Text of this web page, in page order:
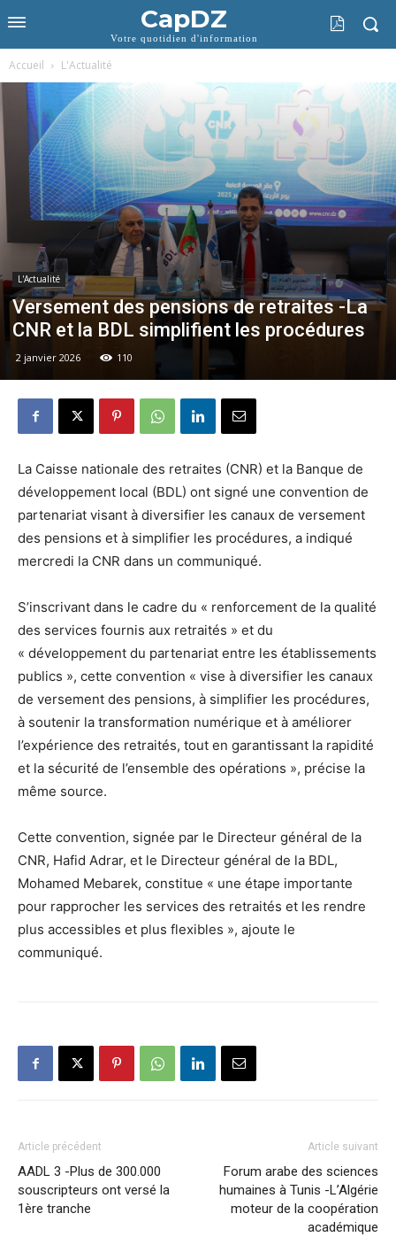
CapDZ
Votre quotidien d'information
Accueil L'Actualité
L'Actualité
Versement des pensions de retraites -La
CNR et la BDL simplifient les procédures
2 janvier 2026 110
La Caisse nationale des retraites (CNR) et la Banque de
développement local (BDL) ont signé une convention de
partenariat visant à diversifier les canaux de versement
des pensions et à simplifier les procédures, a indiqué
mercredi la CNR dans un communiqué.
S’inscrivant dans le cadre du « renforcement de la qualité
des services fournis aux retraités » et du
« développement du partenariat entre les établissements
publics », cette convention « vise à diversifier les canaux
de versement des pensions, à simplifier les procédures,
à soutenir la transformation numérique et à améliorer
l’expérience des retraités, tout en garantissant la rapidité
et la sécurité de l’ensemble des opérations », précise la
même source.
Cette convention, signée par le Directeur général de la
CNR, Hafid Adrar, et le Directeur général de la BDL,
Mohamed Mebarek, constitue « une étape importante
pour rapprocher les services des retraités et les rendre
plus accessibles et plus flexibles », ajoute le
communiqué.
Article précédent
AADL 3 -Plus de 300.000
souscripteurs ont versé la
1ère tranche
Article suivant
Forum arabe des sciences
humaines à Tunis -L’Algérie
moteur de la coopération
académique